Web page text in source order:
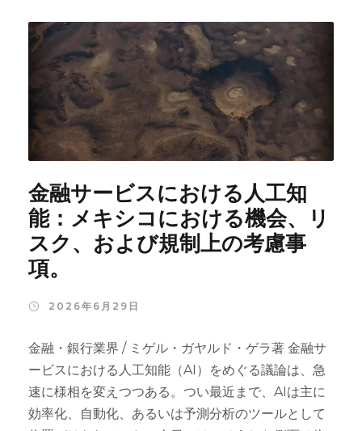
金融サービスにおける人工知
能：メキシコにおける機会、リ
スク、および規制上の考慮事
項。
2026年6月29日
金融・銀行業界 / ミゲル・ガヤルド・ゲラ著 金融サ
ービスにおける人工知能（AI）をめぐる議論は、急
速に様相を変えつつある。つい最近まで、AIは主に
効率化、自動化、あるいは予測分析のツールとして